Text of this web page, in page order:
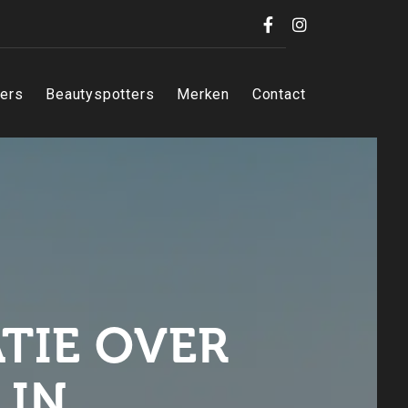
Facebook
Beautyspotters Merken Contact
OVER